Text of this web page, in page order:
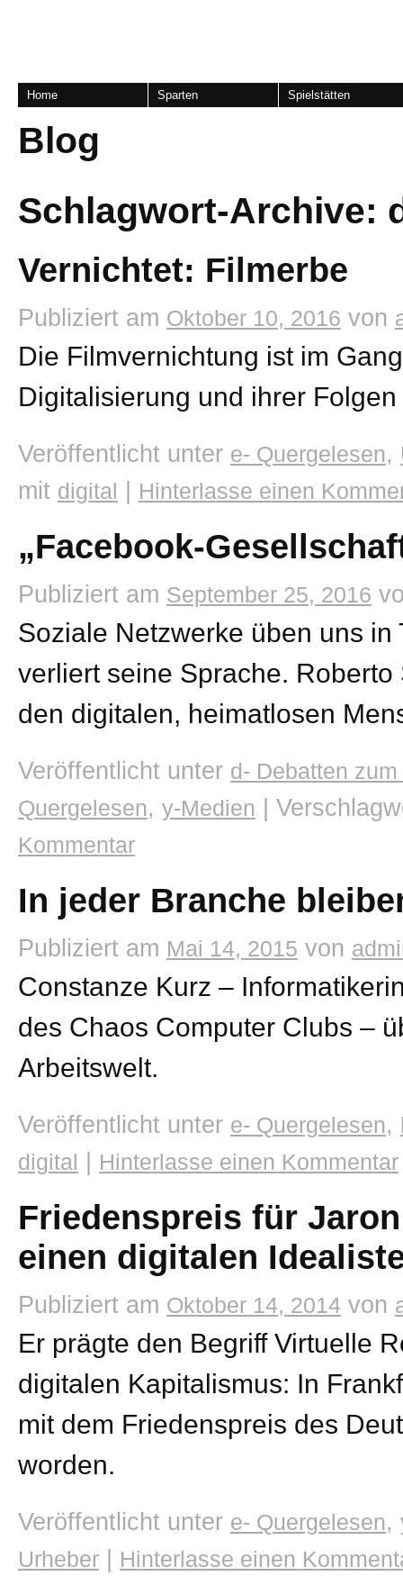
Home Sparten Spielstätten
Blog
Schlagwort-Archive:
Vernichtet: Filmerbe
Publiziert am Oktober 10, 2016 von
Die Filmvernichtung ist im
Digitalisierung und ihrer
Veröffentlicht unter e- Quergelesen,
mit digital | Hinterlasse einen
„Facebook-
Publiziert am September 25, 2016
Soziale Netzwerke üben uns
verliert seine Sprache.
den digitalen, heimatlosen
Veröffentlicht unter d- Debatten
Quergelesen, y-Medien |
Kommentar
In jeder Branche
Publiziert am Mai 14, 2015 von
Constanze Kurz –
des Chaos Computer Clubs –
Arbeitswelt.
Veröffentlicht unter e- Quergelesen,
digital | Hinterlasse einen Kommentar
Friedenspreis für
einen digitalen
Publiziert am Oktober 14, 2014 von
Er prägte den Begriff Virtuelle
digitalen Kapitalismus: In
mit dem Friedenspreis des
worden.
Veröffentlicht unter e- Quergelesen,
Urheber | Hinterlasse einen